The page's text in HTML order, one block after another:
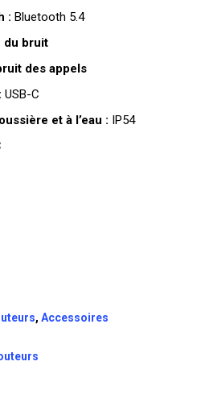
: Bluetooth 5.4
du bruit
des appels
USB-C
et à l’eau : IP54
, Accessoires